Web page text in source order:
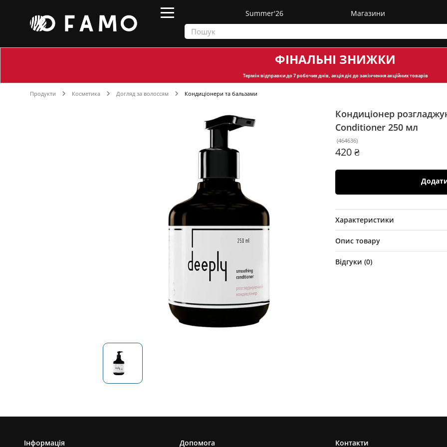
Summer'26 Магазини
ФІНАЛЬНІ ЗНИЖКИ
Термін відправкидо 7 робочих днів, акція діє до закінчення акційних товарів
Продукти Косметика Догляд за волоссям Кондиціонери та бальзами
Кондиціонер
Conditioner 250 мл
(464636)
420 ₴
Характеристики
Опис товару
Відгуки (0)
Інформація Допомога Контакти